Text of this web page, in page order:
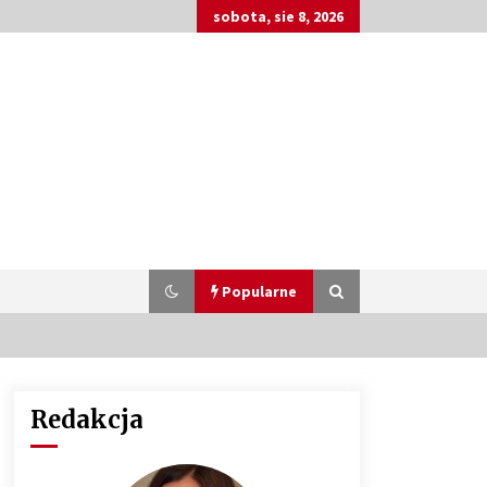
sobota, sie 8, 2026
Popularne
Customizacja wnętrza samochodu:
Jak zamontować radio 2DIN i
4 miesiące ago
Redakcja